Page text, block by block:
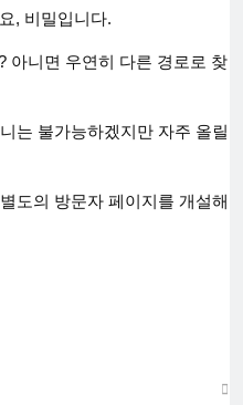
, 비밀입니다.
아니면 우연히 다른 경로로 찾
는 불가능하겠지만 자주 올릴
도의 방문자 페이지를 개설해